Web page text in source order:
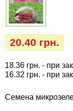
20.40 грн.
18.36 грн. - при
16.32 грн. - при
Семена
Семена перца
Семена петрушки
Семена пряных
Семена редиса
Удобрения
Удобрения
100 г
Удобрения
Опрыскиватели
Горшки для
Перчатки
Тенты